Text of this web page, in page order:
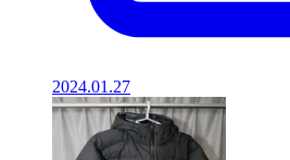
2024.01.27